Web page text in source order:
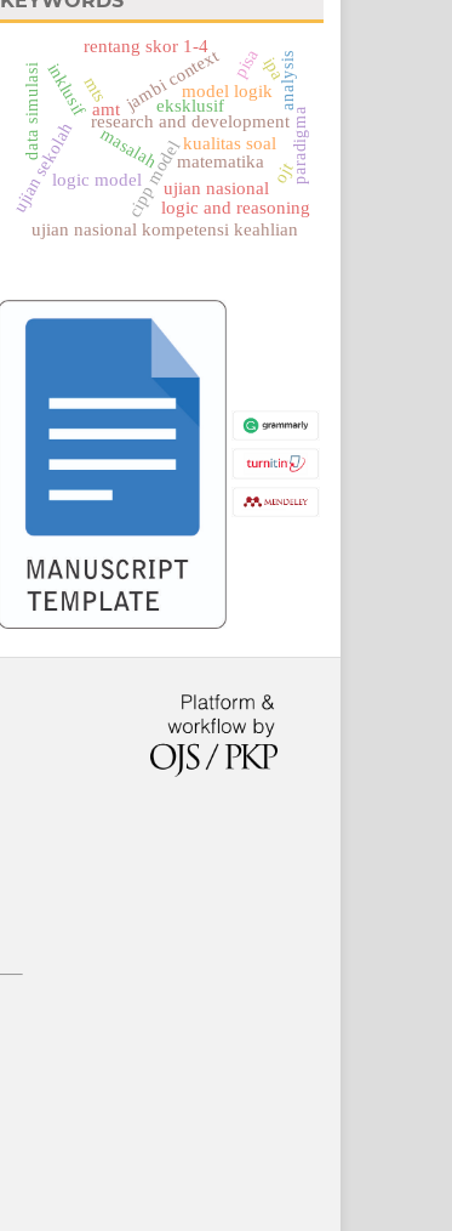
cipp model
research and development
mts
logic model
kualitas soal
ujian sekolah
matematika
ujian nasional
jambi context
paradigma
eksklusif
inklusif
rentang skor 1-4
model logik
masalah
logic and reasoning
ujian nasional kompetensi keahlian
data simulasi pisa analysis
amt
ojt
ipa